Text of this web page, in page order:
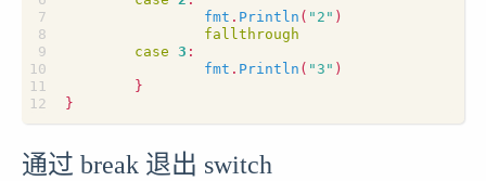
fmt . Println ( "2" )
fallthrough
case 3 :
fmt . Println ( "3" )
}
}
通过 break 退出 switch